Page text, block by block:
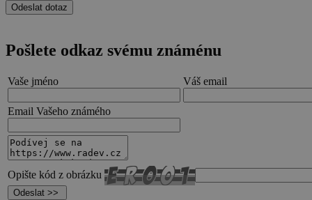
Pošlete odkaz svému známénu
Vaše jméno Váš email
Email Vašeho známého
Opište kód z obrázku